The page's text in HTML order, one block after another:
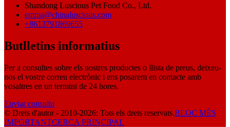
Shandong Luscious Pet Food Co., Ltd.
emma@chinaluscious.com
+8613791869655
Butlletins informatius
Per a consultes sobre els nostres productes o llista de preus, deixeu-
nos el vostre correu electrònic i ens posarem en contacte amb
vosaltres en un termini de 24 hores.
Enviar consulta
© Drets d'autor - 2010-2026: Tots els drets reservats.BLOC MÉS
IMPORTANTCERCA PRINCIPAL